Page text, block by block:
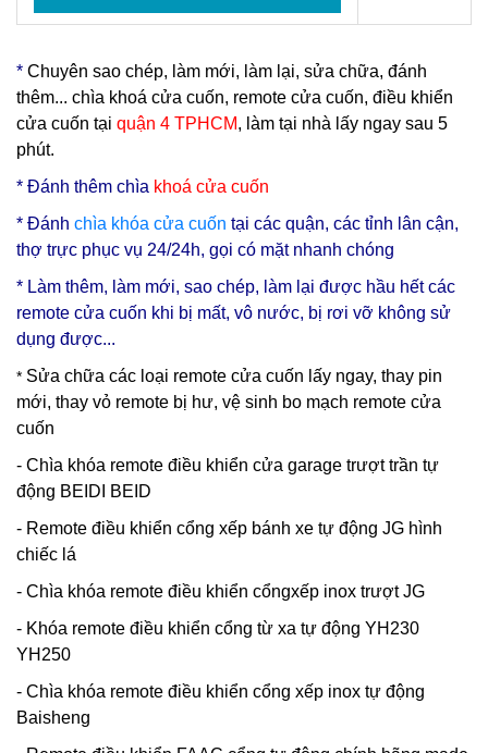
* Chuyên sao chép, làm mới, làm lại, sửa chữa, đánh
thêm... chìa khoá cửa cuốn, remote cửa cuốn, điều khiển
cửa cuốn tại quận 4 TPHCM, làm tại nhà lấy ngay sau 5
phút.
* Đánh thêm chìa khoá cửa cuốn
* Đánh chìa khóa cửa cuốn tại các quận, các tỉnh lân cận,
thợ trực phục vụ 24/24h, gọi có mặt nhanh chóng
* Làm thêm, làm mới, sao chép, làm lại được hầu hết các
remote cửa cuốn khi bị mất, vô nước, bị rơi vỡ không sử
dụng được...
* Sửa chữa các loại remote cửa cuốn lấy ngay, thay pin
mới, thay vỏ remote bị hư, vệ sinh bo mạch remote cửa
cuốn
- Chìa khóa remote điều khiển cửa garage trượt trần tự
động BEIDI BEID
- Remote điều khiển cổng xếp bánh xe tự động JG hình
chiếc lá
- Chìa khóa remote điều khiển cổngxếp inox trượt JG
- Khóa remote điều khiển cổng từ xa tự động YH230
YH250
- Chìa khóa remote điều khiển cổng xếp inox tự động
Baisheng